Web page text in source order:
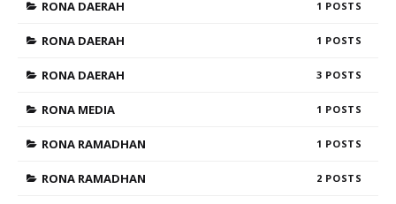
RONA DAERAH 1
RONA DAERAH 1
RONA DAERAH 3
RONA MEDIA 1
RONA RAMADHAN 1
RONA RAMADHAN 2